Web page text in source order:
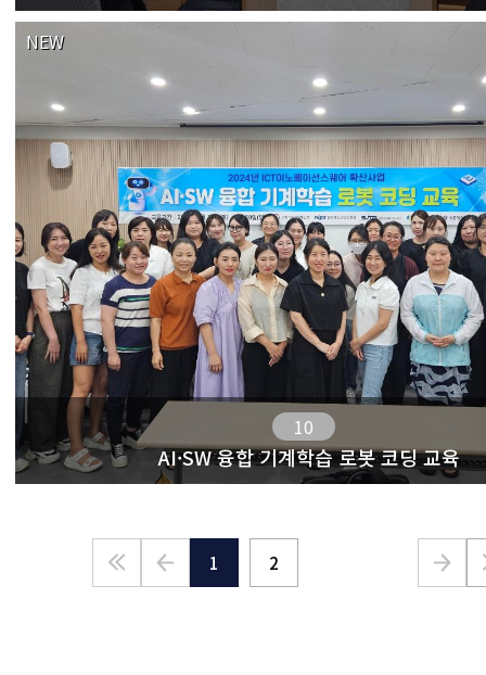
NEW
10
AI·SW 융합 기계학습 로봇 코딩 교육
1 2